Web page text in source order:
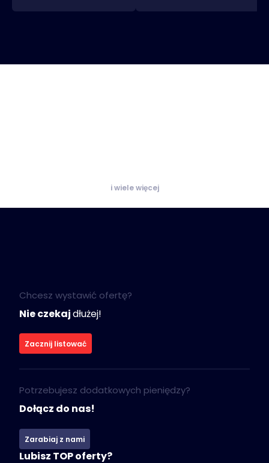
i wiele więcej
Chcesz wystawić ofertę?
Nie czekajdłużej!
Zacznij listować
Potrzebujesz dodatkowych pieniędzy?
Dołącz do nas!
Zarabiaj z nami
Lubisz TOP oferty?